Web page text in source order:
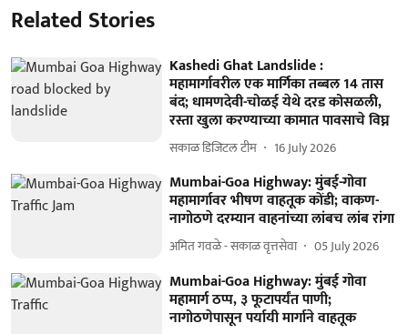
Related Stories
Kashedi Ghat Landslide :
महामार्गावरील एक मार्गिका तब्बल 14 तास
बंद; धामणदेवी-चोळई येथे दरड कोसळली,
रस्ता खुला करण्याच्या कामात पावसाचे विघ्न
सकाळ डिजिटल टीम 16 July 2026
Mumbai-Goa Highway: मुंबई-गोवा
महामार्गावर भीषण वाहतूक कोंडी; वाकण-
नागोठणे दरम्यान वाहनांच्या लांबच लांब रांगा
अमित गवळे - सकाळ वृत्तसेवा 05 July 2026
Mumbai-Goa Highway: मुंबई गोवा
महामार्ग ठप्प, ३ फूटापर्यंत पाणी;
नागोठणेपासून पर्यायी मार्गाने वाहतूक